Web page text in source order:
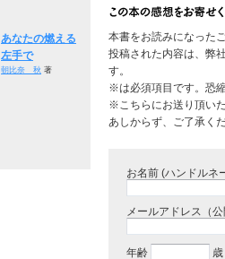
本書をお読みになった
投稿された内容は、弊
す。
※は必須項目です。恐
※こちらにお送り頂い
あしからず、ご了承く
お名前 (ハンドルネ
メールアドレス（公
年齢 歳
あなたの燃える
左手で
朝比奈 秋 著